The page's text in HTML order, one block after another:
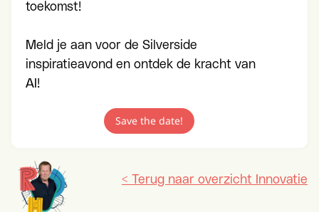
toekomst!
Meld je aan voor de Silverside
inspiratieavond en ontdek de kracht van
AI!
Save the date!
< Terug naar overzicht Innovatie